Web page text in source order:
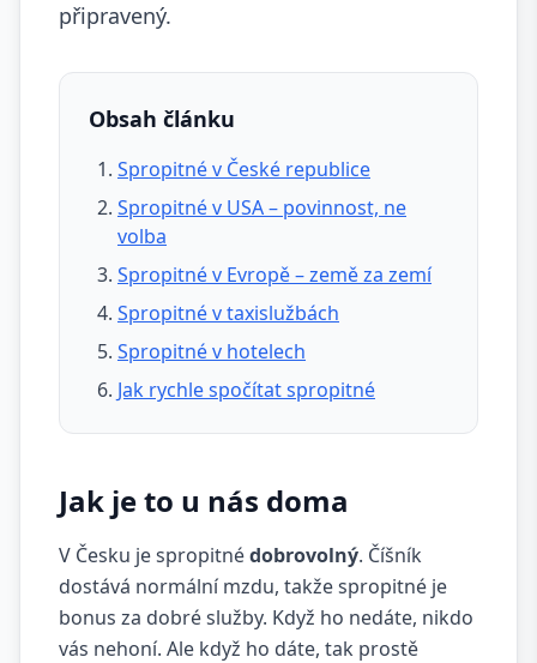
připravený.
Obsah článku
Spropitné v České republice
Spropitné v USA – povinnost, ne
volba
Spropitné v Evropě – země za zemí
Spropitné v taxislužbách
Spropitné v hotelech
Jak rychle spočítat spropitné
Jak je to u nás doma
V Česku je spropitnédobrovolný. Číšník
dostává normální mzdu, takže spropitné je
bonus za dobré služby. Když ho nedáte, nikdo
vás nehoní. Ale když ho dáte, tak prostě